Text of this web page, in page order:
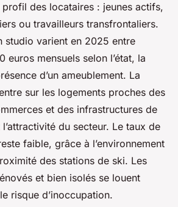
des locataires : jeunes actifs,
ou travailleurs transfrontaliers.
studio varient en 2025 entre
euros mensuels selon l’état, la
d’un ameublement. La
sur les logements proches des
et des infrastructures de
du secteur. Le taux de
faible, grâce à l’environnement
des stations de ski. Les
et bien isolés se louent
risque d’inoccupation.